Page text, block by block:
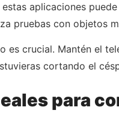
aplicaciones
pruebas con objetos
es crucial. Mantén el
cortando el
para